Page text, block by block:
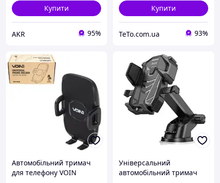
Купити
AKR 95%
Купити
TeTo.com.ua 93%
Автомобільний тримач
для телефону VOIN
Універсальний
автомобільний тримач